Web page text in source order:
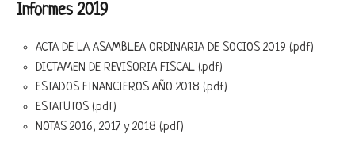
Informes 2019
ACTA DE LA ASAMBLEA ORDINARIA DE SOCIOS 2019 (.pdf)
DICTAMEN DE REVISORIA FISCAL (.pdf)
ESTADOS FINANCIEROS AÑO 2018 (.pdf)
ESTATUTOS (.pdf)
NOTAS 2016, 2017 y 2018 (.pdf)